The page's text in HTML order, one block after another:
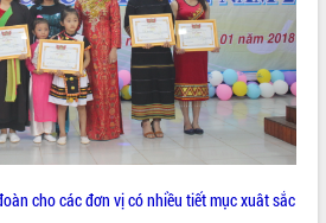
cho các đơn vị có nhiều tiết mục xuât sắc